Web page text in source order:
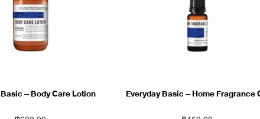
– Body Care Lotion
Everyday Basic – Home Fragrance